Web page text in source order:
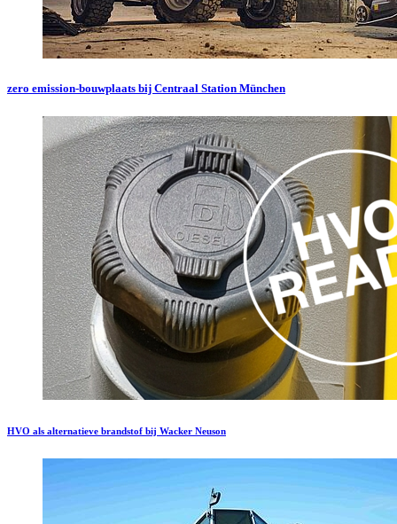
zero emission-bouwplaats bij Centraal Station München
HVO als alternatieve brandstof bij Wacker Neuson